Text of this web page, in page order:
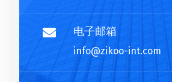
 电子邮箱
info@zikoo-int.com